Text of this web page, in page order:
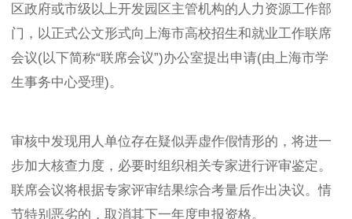
区政府或市级以上开发园区主管机构的人力资源工作部
门，以正式公文形式向上海市高校招生和就业工作联席
会议(以下简称“联席会议”)办公室提出申请(由上海市学
生事务中心受理)。
审核中发现用人单位存在疑似弄虚作假情形的，将进一
步加大核查力度，必要时组织相关专家进行评审鉴定。
联席会议将根据专家评审结果综合考量后作出决议。情
节特别恶劣的，取消其下一年度申报资格。